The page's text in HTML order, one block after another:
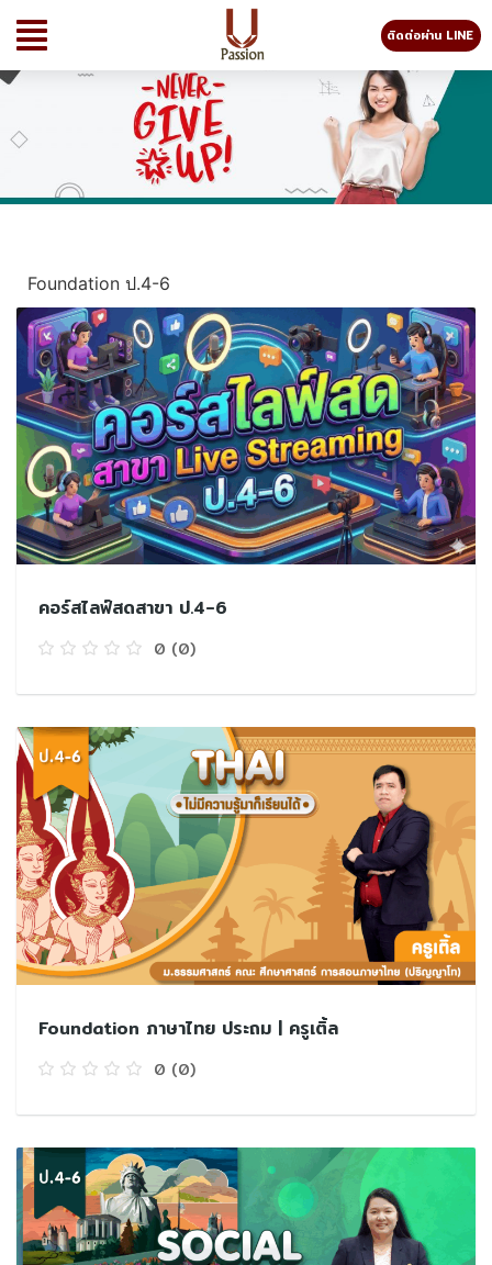
ติดต่อผ่าน LINE
Foundation ป.4-6
คอร์สไลฟ์สดสาขา ป.4-6
0 (0)
Foundation ภาษาไทย ประถม | ครูเติ้ล
0 (0)